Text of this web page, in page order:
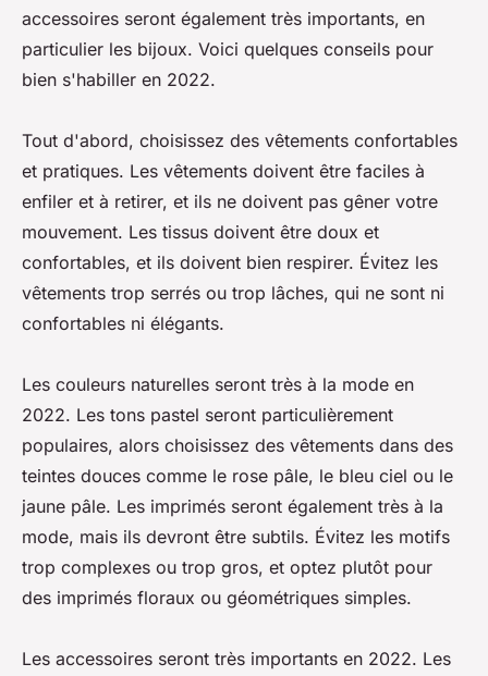
accessoires seront également très importants, en
particulier les bijoux. Voici quelques conseils pour
bien s'habiller en 2022.
Tout d'abord, choisissez des vêtements confortables
et pratiques. Les vêtements doivent être faciles à
enfiler et à retirer, et ils ne doivent pas gêner votre
mouvement. Les tissus doivent être doux et
confortables, et ils doivent bien respirer. Évitez les
vêtements trop serrés ou trop lâches, qui ne sont ni
confortables ni élégants.
Les couleurs naturelles seront très à la mode en
2022. Les tons pastel seront particulièrement
populaires, alors choisissez des vêtements dans des
teintes douces comme le rose pâle, le bleu ciel ou le
jaune pâle. Les imprimés seront également très à la
mode, mais ils devront être subtils. Évitez les motifs
trop complexes ou trop gros, et optez plutôt pour
des imprimés floraux ou géométriques simples.
Les accessoires seront très importants en 2022. Les